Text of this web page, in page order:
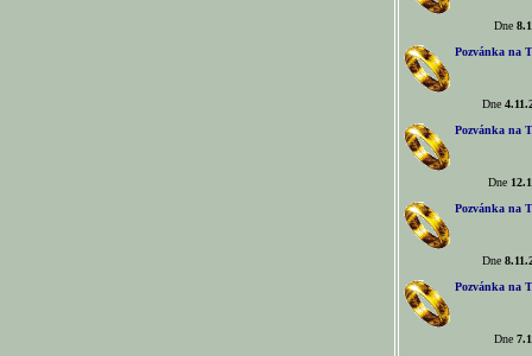
Dne
Pozvánka na
Dne
Pozvánka na
Dne
Pozvánka na
Dne
Pozvánka na
Dne